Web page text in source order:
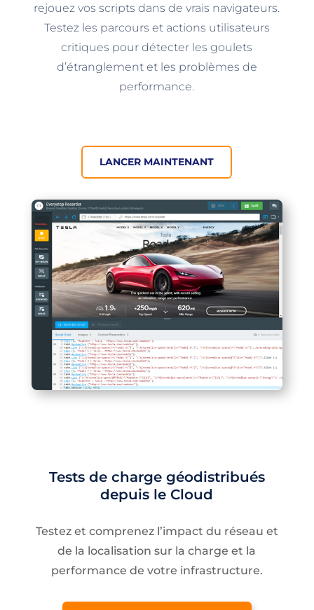
rejouez vos scripts dans de vrais navigateurs.
Testez les parcours et actions utilisateurs
critiques pour détecter les goulets
d’étranglement et les problèmes de
performance.
LANCER MAINTENANT
Tests de charge géodistribués
depuis le Cloud
Testez et comprenez l’impact du réseau et
de la localisation sur la charge et la
performance de votre infrastructure.